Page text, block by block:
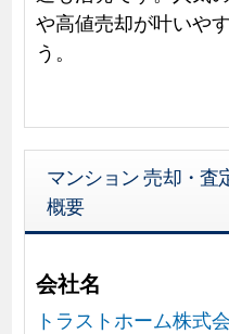
や高値売却が叶いや
う。
マンション 売却・査
概要
会社名
トラストホーム株式